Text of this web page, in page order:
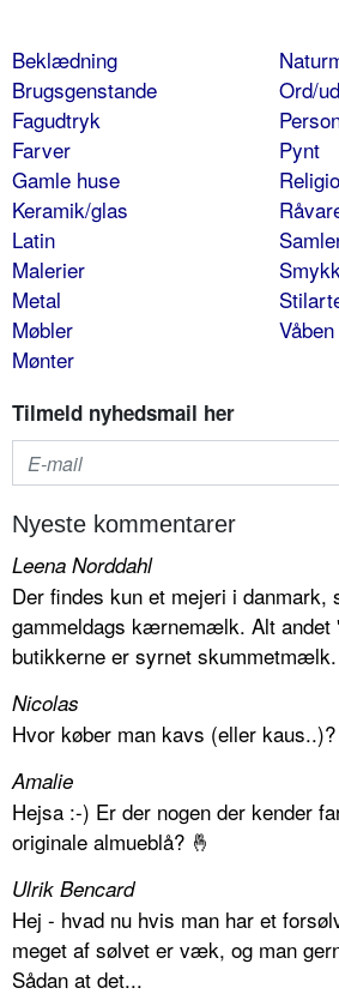
Beklædning
Brugsgenstande
Fagudtryk
Farver
Gamle huse
Keramik/glas
Latin
Malerier
Metal
Møbler
Mønter
Ord/
Pynt
Våben
Tilmeld nyhedsmail her
Nyeste kommentarer
Leena Norddahl
Der findes kun et mejeri i danmark,
gammeldags kærnemælk. Alt
butikkerne er syrnet
Nicolas
Hvor køber man kavs (eller kaus..)?
Amalie
Hejsa :-) Er der nogen der kender
originale almueblå? 🤞
Ulrik Bencard
Hej - hvad nu hvis man har et
meget af sølvet er væk, og man
Sådan at det...